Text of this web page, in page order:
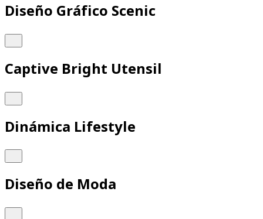
Diseño Gráfico Scenic
Captive Bright Utensil
Dinámica Lifestyle
Diseño de Moda